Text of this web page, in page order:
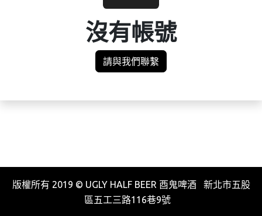
沒有帳號
請與我們聯繫
版權所有 2019 © UGLY HALF BEER 酉鬼啤酒 新北市五股
區五工三路116巷9號